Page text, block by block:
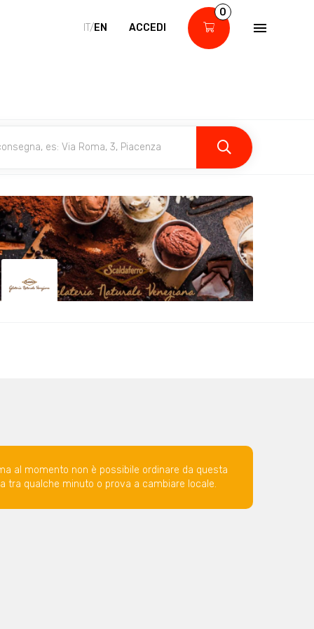
IT/EN ACCEDI
0
al momento non è possibile ordinare da questa
tra qualche minuto o prova a cambiare locale.